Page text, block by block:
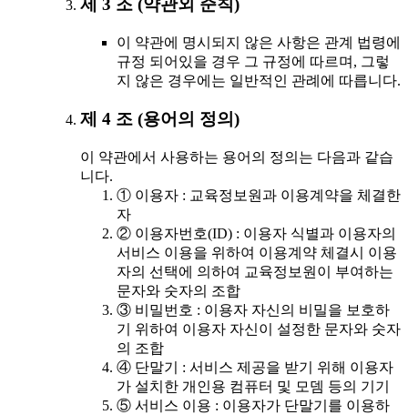
제 3 조 (약관외 준칙)
이 약관에 명시되지 않은 사항은 관계 법령에
규정 되어있을 경우 그 규정에 따르며, 그렇
지 않은 경우에는 일반적인 관례에 따릅니다.
제 4 조 (용어의 정의)
이 약관에서 사용하는 용어의 정의는 다음과 같습
니다.
① 이용자 : 교육정보원과 이용계약을 체결한
자
② 이용자번호(ID) : 이용자 식별과 이용자의
서비스 이용을 위하여 이용계약 체결시 이용
자의 선택에 의하여 교육정보원이 부여하는
문자와 숫자의 조합
③ 비밀번호 : 이용자 자신의 비밀을 보호하
기 위하여 이용자 자신이 설정한 문자와 숫자
의 조합
④ 단말기 : 서비스 제공을 받기 위해 이용자
가 설치한 개인용 컴퓨터 및 모뎀 등의 기기
⑤ 서비스 이용 : 이용자가 단말기를 이용하